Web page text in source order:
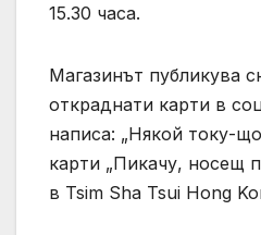
15.30 часа.
Магазинът публикува
откраднати карти в
написа: „Някой току-
карти „Пикачу, носещ
в Tsim Sha Tsui Hong